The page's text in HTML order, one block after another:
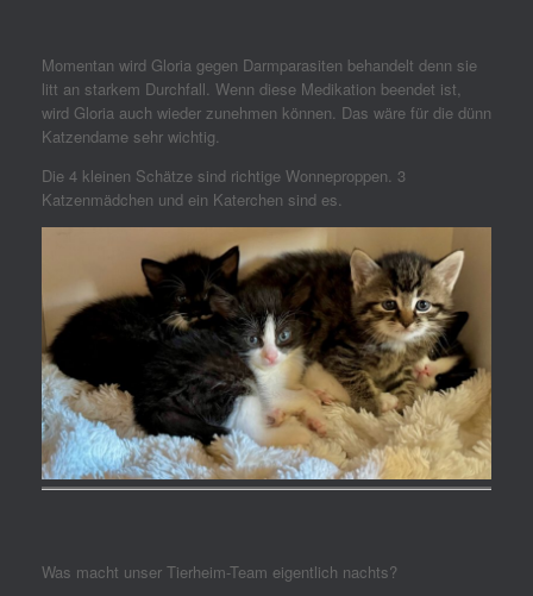
Momentan wird Gloria gegen Darmparasiten behandelt denn sie
litt an starkem Durchfall. Wenn diese Medikation beendet ist,
wird Gloria auch wieder zunehmen können. Das wäre für die dünn
Katzendame sehr wichtig.
Die 4 kleinen Schätze sind richtige Wonneproppen. 3
Katzenmädchen und ein Katerchen sind es.
Was macht unser Tierheim-Team eigentlich nachts?